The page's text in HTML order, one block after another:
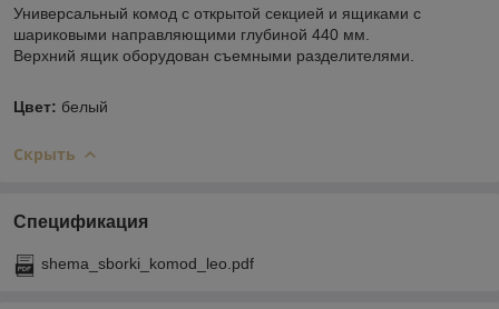
Универсальный комод с открытой секцией и ящиками с
шариковыми направляющими глубиной 440 мм.
Верхний ящик оборудован съемными разделителями.
Цвет: белый
Скрыть
Спецификация
shema_sborki_komod_leo.pdf